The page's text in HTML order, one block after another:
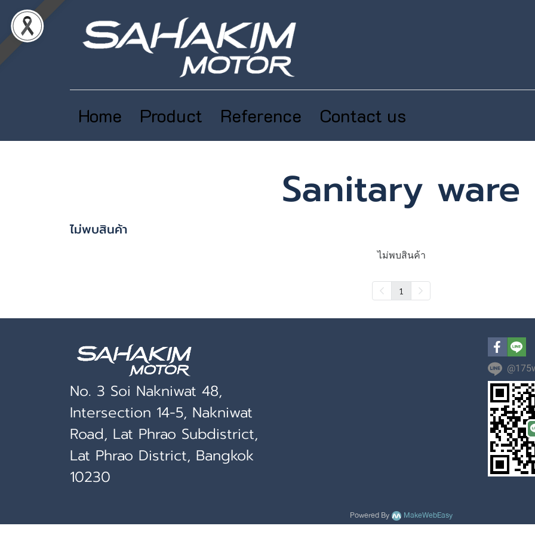
Home Product Reference Contact us
Sanitary ware
ไม่พบสินค้า
ไม่พบสินค้า
1
No. 3 Soi Nakniwat 48,
Intersection 14-5, Nakniwat
Road, Lat Phrao Subdistrict,
Lat Phrao District, Bangkok
10230
Powered By MakeWebEasy